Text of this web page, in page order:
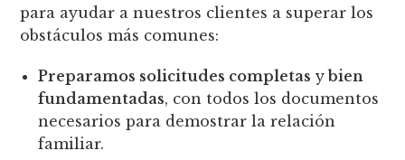
para ayudar a nuestros clientes a superar los
obstáculos más comunes:
Preparamos solicitudes completas ybien
fundamentadas, con todos los documentos
necesarios para demostrar la relación
familiar.